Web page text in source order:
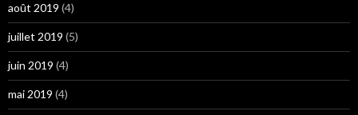
août 2019 (4)
juillet 2019 (5)
juin 2019 (4)
mai 2019 (4)